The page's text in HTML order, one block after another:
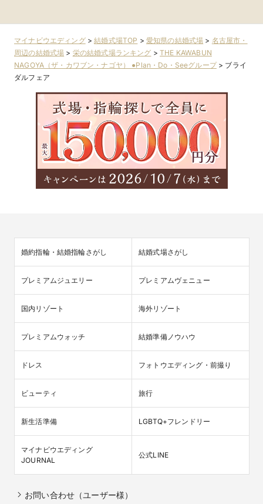
マイナビウエディング>結婚式場TOP > 愛知県の結婚式場 > 名古屋市・
周辺の結婚式場 > 栄の結婚式場ランキング >THE KAWABUN
NAGOYA（ザ・カワブン・ナゴヤ） ●Plan・Do・Seeグループ> ブライ
ダルフェア
婚約指輪・結婚指輪さがし 結婚式場さがし
プレミアムジュエリー プレミアムヴェニュー
国内リゾート 海外リゾート
プレミアムウォッチ 結婚準備ノウハウ
ドレス フォトウエディング・前撮り
ビューティ 旅行
新生活準備 LGBTQ+フレンドリー
マイナビウエディング
JOURNAL
公式LINE
お問い合わせ（ユーザー様）